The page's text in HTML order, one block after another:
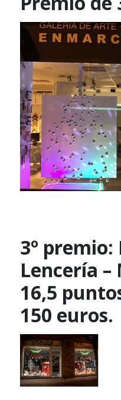
3º premio:
Lencería
16,5
150 euros.